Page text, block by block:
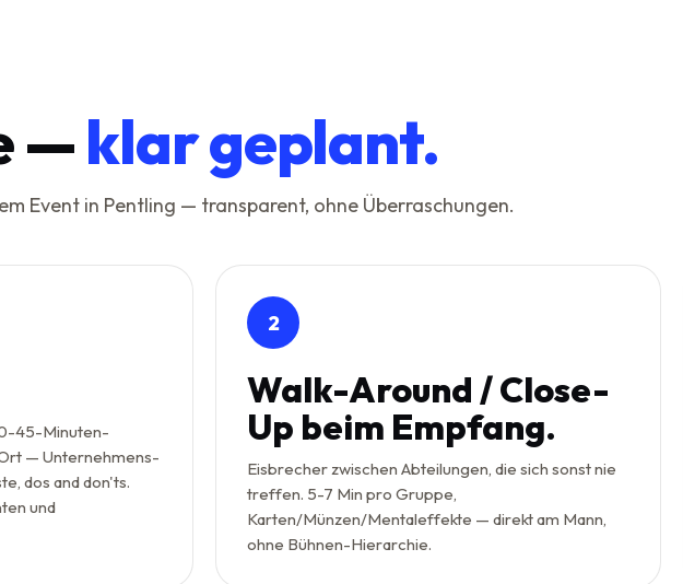
—klar geplant.
Event in Pentling — transparent, ohne Überraschungen.
45-Minuten-
— Unternehmens-
dos and don'ts.
und
2
Walk-Around / Close-
Up beim Empfang.
Eisbrecher zwischen Abteilungen, die sich sonst nie
treffen. 5-7 Min pro Gruppe,
Karten/Münzen/Mentaleffekte — direkt am Mann,
ohne Bühnen-Hierarchie.